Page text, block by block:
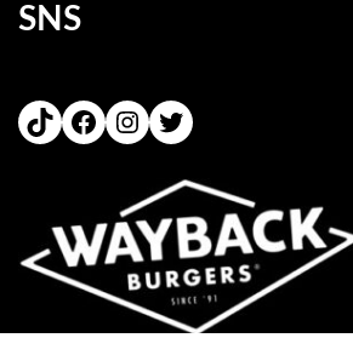
SNS
TikTokFacebook
Instagram
Twitter